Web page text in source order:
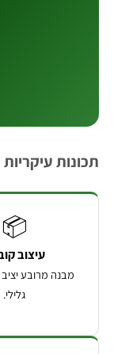
תכונות עיקריות
📦
עיצוב
מבנה מרובע
גלילי.